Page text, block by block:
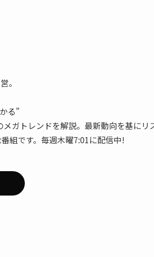
。
る”
ガトレンドを解説。最新動向を基にリ
組です。毎週木曜7:01に配信中!